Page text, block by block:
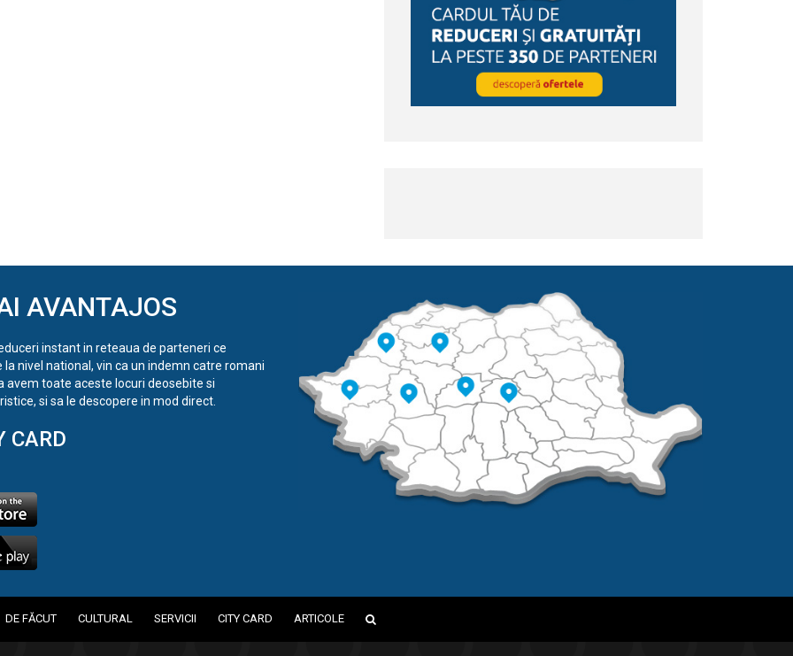
AVANTAJOS
instant in reteaua de parteneri ce
nivel national, vin ca un indemn catre romani
toate aceste locuri deosebite si
si sa le descopere in mod direct.
CARD
DE FĂCUT CULTURAL SERVICII CITY CARD ARTICOLE